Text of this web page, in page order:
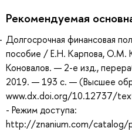
Рекомендуемая
Долгосрочная финансовая
пособие / Е.Н. Карпова, О.М.
Коновалов. — 2-е изд.,
2019. — 193 с. — (Высшее
www.dx.doi.org/10.12737/
- Режим доступа:
http://znanium.com/catalog/